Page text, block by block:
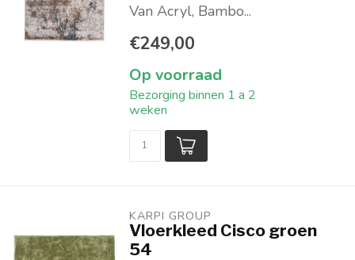
Van Acryl, Bambo...
€249,00
Op voorraad
Bezorging binnen 1 a 2
weken
KARPI GROUP
Vloerkleed Cisco groen
54